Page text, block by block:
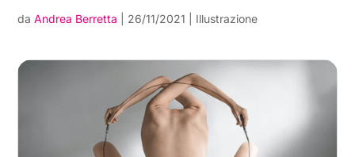
daAndrea Berretta 26/11/2021 Illustrazione